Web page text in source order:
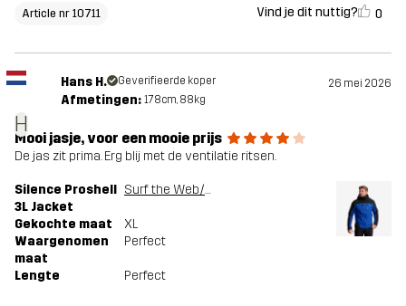
Article nr 10711 Vind je dit nuttig? 0
H
Hans H. Geverifieerde koper 26 mei 2026
Afmetingen: 178cm, 88kg
Mooi jasje, voor een mooie prijs
De jas zit prima. Erg blij met de ventilatie ritsen.
Silence Proshell
3L Jacket
Surf the Web/Black
Gekochte maat
XL
Waargenomen
maat
Perfect
Lengte Perfect